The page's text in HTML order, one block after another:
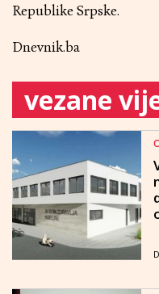
Republike Srpske.
Dnevnik.ba
vezane